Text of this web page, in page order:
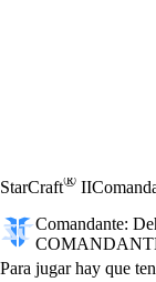
StarCraft® II
Comandante:
Precio
Available actions
Para jugar hay que